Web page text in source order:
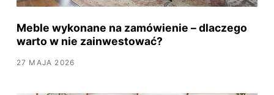
Meble wykonane na zamówienie – dlaczego
warto w nie zainwestować?
27 MAJA 2026